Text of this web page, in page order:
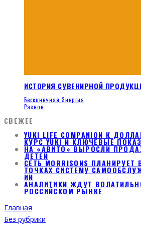
ИСТОРИЯ СУВЕНИРНОЙ
Бесконечная Энергия
Разное
СВЕЖЕЕ
YUKI LIFE COMPANION К
КУРС YUKI И КЛЮЧЕВЫЕ
НА «АВИТО» ВЫРОСЛИ
ДЕТЕЙ
СЕТЬ MORRISONS
ТОЧКАХ СИСТЕМУ
ИИ
АНАЛИТИКИ ЖДУТ
РОССИЙСКОМ РЫНКЕ
Главная
Без рубрики